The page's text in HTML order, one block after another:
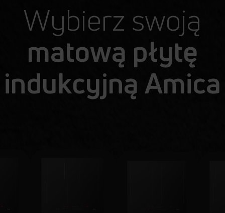
Wybierz swoją
matową płytę
indukcyjną Amica